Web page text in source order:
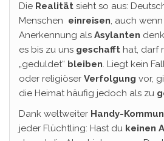
Die Realität sieht so aus:
Menschen einreisen, auch
Anerkennung als Asylanten
es bis zu uns geschafft hat, darf
„geduldet“ bleiben. Liegt kein
oder religiöser Verfolgung vor,
die Heimat häufig jedoch als zu
Dank weltweiter Handy-
jeder Flüchtling: Hast du keinen